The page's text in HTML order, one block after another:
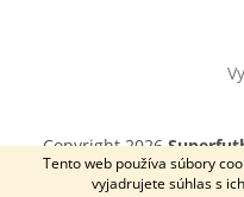
Tento web používa súbory
vyjadrujete súhlas s
Copyright 2026